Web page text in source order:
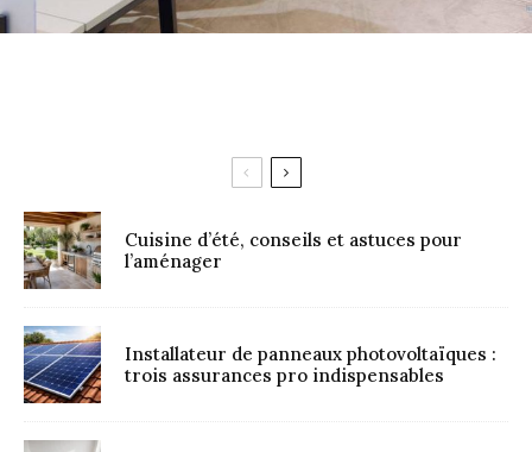
Cuisine d’été, conseils et astuces pour
l’aménager
Installateur de panneaux photovoltaïques :
trois assurances pro indispensables